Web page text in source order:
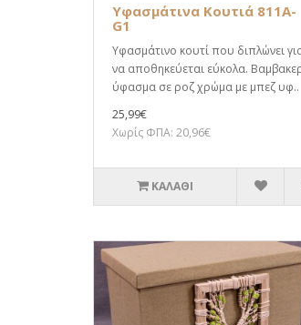
Υφασμάτινα Κουτιά 811A-
G1
Υφασμάτινο κουτί που διπλώνει
να αποθηκεύεται εύκολα.
ύφασμα σε ροζ χρώμα με μπεζ υφ..
25,99€
Χωρίς ΦΠΑ: 20,96€
ΚΑΛΆΘΙ